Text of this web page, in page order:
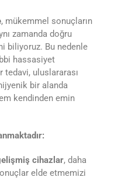
, mükemmel sonuçların
zamanda doğru
biliyoruz. Bu nedenle
hassasiyet
tedavi, uluslararası
bir alanda
kendinden emin
cihazlar, daha
elde etmemizi